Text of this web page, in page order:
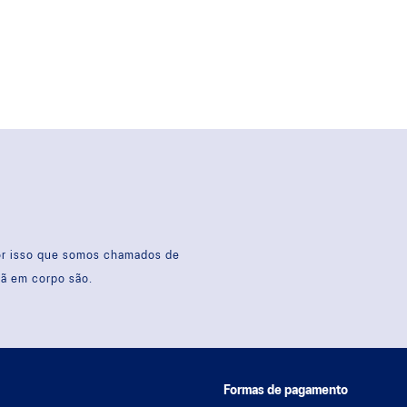
isso que somos chamados de
em corpo são.
Formas de pagamento